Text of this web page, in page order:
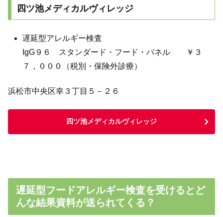
四ツ池メディカルヴィレッジ
遅延型アレルギー検査
IgG９６ スタンダード・フード・パネル ￥３
７，０００（税別・保険外診療）
浜松市中央区幸３丁目５－２６
四ツ池メディカルヴィレッジ
遅延型フードアレルギー検査を受けるとど
んな結果資料が送られてくる？